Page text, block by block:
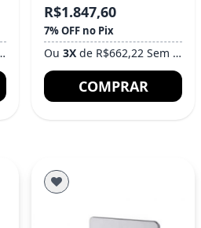
R$1.847,60
7% OFF no Pix
Ou 3X de R$662,22 Sem Juros
COMPRAR